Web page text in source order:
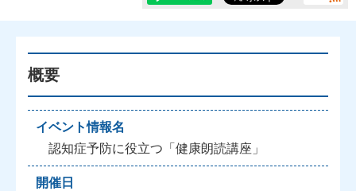
概要
イベント情報名
認知症予防に役立つ「健康朗読講座」
開催日